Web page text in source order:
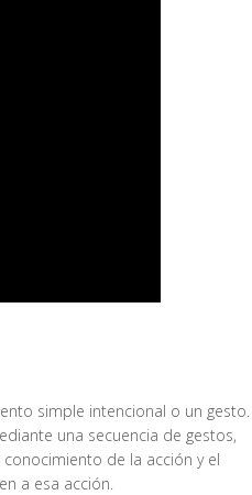
simple intencional o un gesto.
una secuencia de gestos,
de la acción y el
a esa acción.